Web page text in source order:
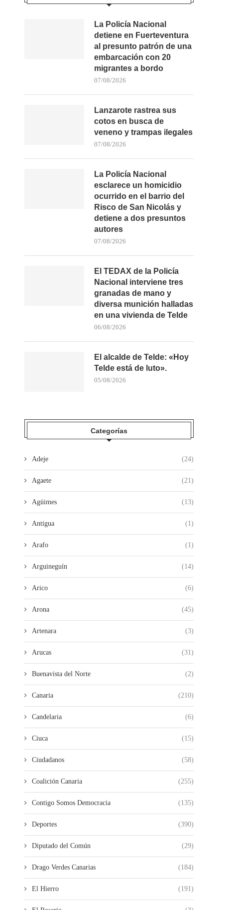
UN HOMBRE RESULTA HERIDO
TRAS CAER POR UN...
LA FRONTERA
AFRONTAR UNA
La Policía Nacional
detiene en Fuerteventura
al presunto patrón de una
embarcación con 20
migrantes a bordo
07/08/2026
Lanzarote rastrea sus
cotos en busca de
veneno y trampas ilegales
07/08/2026
La Policía Nacional
esclarece un homicidio
ocurrido en el barrio del
Risco de San Nicolás y
detiene a dos presuntos
autores
07/08/2026
El TEDAX de la Policía
Nacional interviene tres
granadas de mano y
diversa munición halladas
en una vivienda de Telde
06/08/2026
El alcalde de Telde: «Hoy
Telde está de luto».
05/08/2026
Categorías
Adeje (24)
Agaete (21)
Agüimes (13)
Antigua (1)
Arafo (1)
Arguineguín (14)
Arico (6)
Arona (45)
Artenara (3)
Arucas (31)
Buenavista del Norte (2)
Canaria (210)
Candelaria (6)
Ciuca (15)
Ciudadanos (58)
Coalición Canaria (255)
Contigo Somos Democracia (135)
Deportes (390)
Diputado del Común (29)
Drago Verdes Canarias (184)
El Hierro (191)